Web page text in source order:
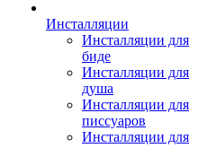
Инсталляции
Инсталляции для
биде
Инсталляции для
душа
Инсталляции для
писсуаров
Инсталляции для